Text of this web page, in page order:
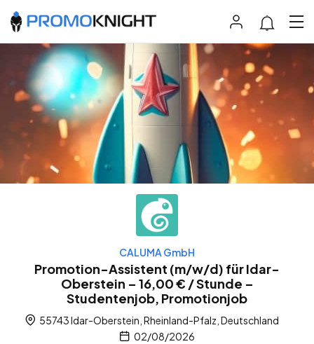
CALUMA GmbH
Promotion-Assistent (m/w/d) für Idar-
Oberstein – 16,00 € / Stunde –
Studentenjob, Promotionjob
55743 Idar-Oberstein, Rheinland-Pfalz, Deutschland
02/08/2026